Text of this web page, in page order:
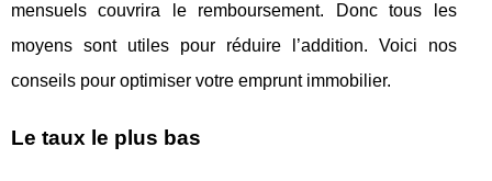
mensuels couvrira le remboursement. Donc tous les
moyens sont utiles pour réduire l’addition. Voici nos
conseils pour optimiser votre emprunt immobilier.
Le taux le plus bas